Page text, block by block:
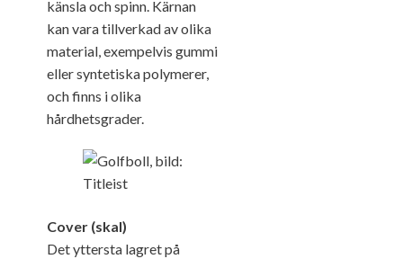
känsla och spinn. Kärnan
kan vara tillverkad av olika
material, exempelvis gummi
eller syntetiska polymerer,
och finns i olika
hårdhetsgrader.
Cover (skal)
Det yttersta lagret på